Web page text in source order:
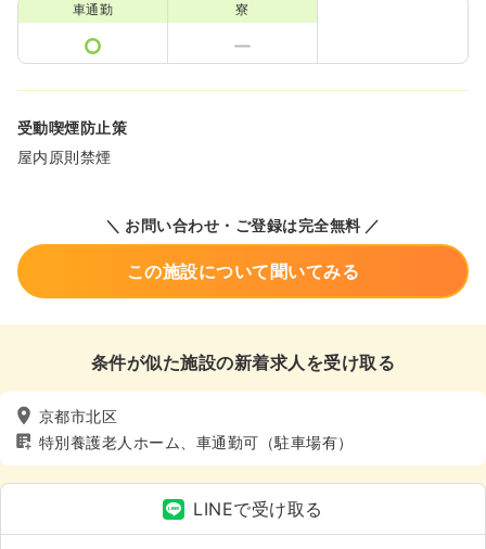
車通勤 寮
受動喫煙防止策
屋内原則禁煙
＼ お問い合わせ・ご登録は完全無料 ／
この施設について聞いてみる
条件が似た施設の新着求人を受け取る
京都市北区
特別養護老人ホーム、車通勤可（駐車場有）
LINEで受け取る